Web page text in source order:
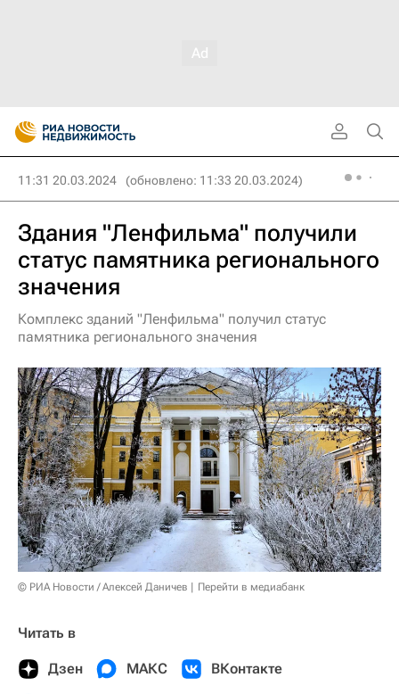
11:31 20.03.2024 (обновлено: 11:33 20.03.2024)
Здания "Ленфильма" получили
статус памятника регионального
значения
Комплекс зданий "Ленфильма" получил статус
памятника регионального значения
© РИА Новости / Алексей Даничев Перейти в медиабанк
Читать в
Дзен МАКС ВКонтакте